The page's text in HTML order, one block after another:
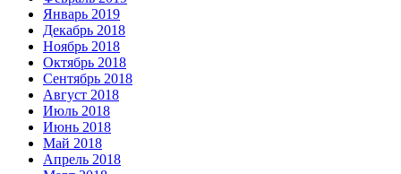
Январь 2019
Декабрь 2018
Ноябрь 2018
Октябрь 2018
Сентябрь 2018
Август 2018
Июль 2018
Июнь 2018
Май 2018
Апрель 2018